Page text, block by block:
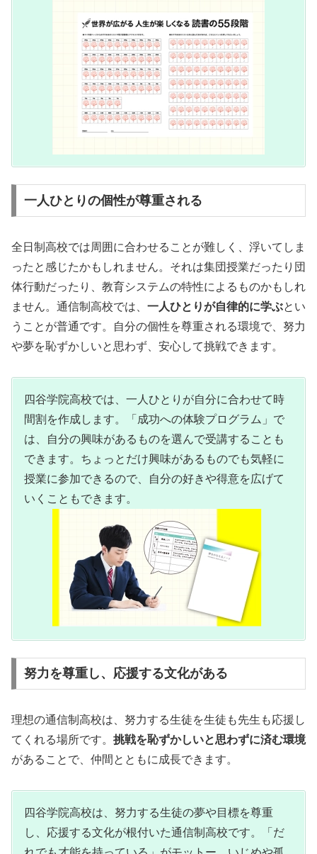
一人ひとりの個性が尊重される
全日制高校では周囲に合わせることが難しく、浮いてしま
ったと感じたかもしれません。それは集団授業だったり団
体行動だったり、教育システムの特性によるものかもしれ
ません。 通信制高校では、 一人ひとりが自律的に学ぶとい
うことが普通です。
自分の個性を尊重される環境で、努力
や夢を恥ずかしいと思わず、安心して挑戦できます。
四谷学院高校では、一人ひとりが自分に合わせて時
間割を作成します。「成功への体験プログラム」で
は、自分の興味があるものを選んで受講することも
できます。ちょっとだけ興味があるものでも気軽に
授業に参加できるので、自分の好きや得意を広げて
いくこともできます。
努力を尊重し、応援する文化がある
理想の通信制高校は、努力する生徒を生徒も先生も応援し
てくれる場所です。 挑戦を恥ずかしいと思わずに済む環境
があることで、仲間とともに成長できます。
四谷学院高校は、努力する生徒の夢や目標を尊重
し、応援する文化が根付いた通信制高校です。「だ